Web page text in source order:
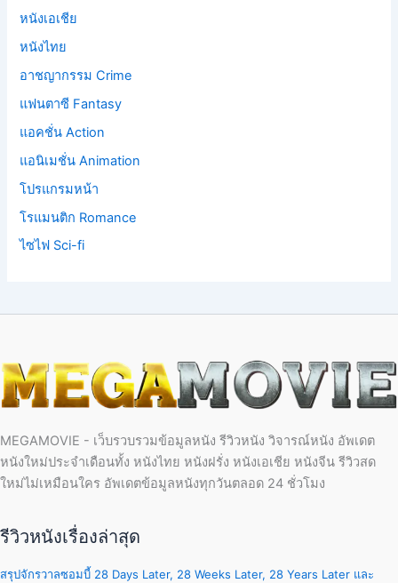
หนังเอเชีย
หนังไทย
อาชญากรรม Crime
แฟนตาซี Fantasy
แอคชั่น Action
แอนิเมชั่น Animation
โปรแกรมหน้า
โรแมนติก Romance
ไซไฟ Sci-fi
MEGAMOVIE - เว็บรวบรวมข้อมูลหนัง รีวิวหนัง วิจารณ์หนัง อัพเดต
หนังใหม่ประจำเดือนทั้ง หนังไทย หนังฝรั่ง หนังเอเชีย หนังจีน รีวิวสด
ใหม่ไม่เหมือนใคร อัพเดตข้อมูลหนังทุกวันตลอด 24 ชั่วโมง
รีวิวหนังเรื่องล่าสุด
สรุปจักรวาลซอมบี้ 28 Days Later, 28 Weeks Later, 28 Years Later และ